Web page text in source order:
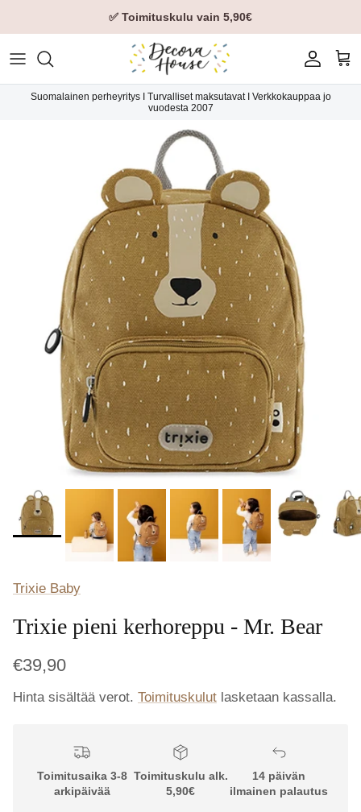
✅ Toimituskulu vain 5,90€
Tili
Suomalainen perheyritys I Turvalliset maksutavat I Verkkokauppaa jo
vuodesta 2007
Trixie Baby
Trixie pieni kerhoreppu - Mr. Bear
€39,90
Hinta sisältää verot. Toimituskulut lasketaan kassalla.
Toimitusaika 3-8
arkipäivää
Toimituskulu alk.
5,90€
14 päivän
ilmainen palautus